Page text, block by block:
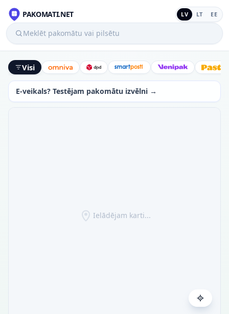
PAKOMATI.NET LV LT EE
Meklēt pakomātu vai pilsētu
Visi Omniva DPD SmartPostiVenipak
E-veikals? Testējam pakomātu izvēlni →
Ielādējam karti...